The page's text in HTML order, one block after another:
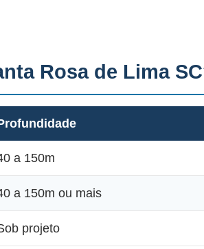
Rosa de Lima
a 150m
a 150m ou mais
projeto